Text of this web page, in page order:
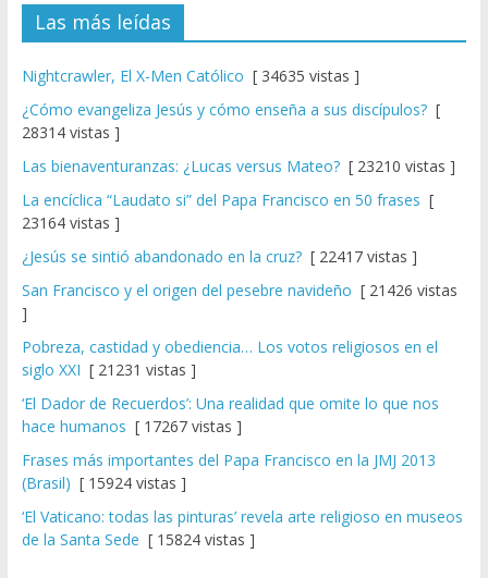
Las más leídas
Nightcrawler, El X-Men Católico [ 34635 vistas ]
¿Cómo evangeliza Jesús y cómo enseña a sus discípulos?[
28314 vistas ]
Las bienaventuranzas: ¿Lucas versus Mateo?[ 23210 vistas ]
La encíclica “Laudato si” del Papa Francisco en 50 frases [
23164 vistas ]
¿Jesús se sintió abandonado en la cruz?[ 22417 vistas ]
San Francisco y el origen del pesebre navideño [ 21426 vistas
]
Pobreza, castidad y obediencia… Los votos religiosos en el
siglo XXI [ 21231 vistas ]
‘El Dador de Recuerdos’: Una realidad que omite lo que nos
hace humanos [ 17267 vistas ]
Frases más importantes del Papa Francisco en la JMJ 2013
(Brasil) [ 15924 vistas ]
‘El Vaticano: todas las pinturas’ revela arte religioso en museos
de la Santa Sede [ 15824 vistas ]